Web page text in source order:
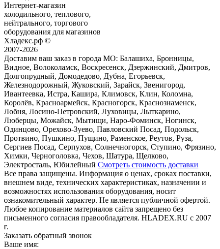
Интернет-магазин
холодильного, теплового,
нейтрального, торгового
оборудования для магазинов
Хладекс.рф ©
2007-2026
Доставим ваш заказ в города МО: Балашиха, Бронницы,
Видное, Волоколамск, Воскресенск, Дзержинский, Дмитров,
Долгопрудный, Домодедово, Дубна, Егорьевск,
Железнодорожный, Жуковский, Зарайск, Звенигород,
Ивантеевка, Истра, Кашира, Климовск, Клин, Коломна,
Королёв, Красноармейск, Красногорск, Краснознаменск,
Лобня, Лосино-Петровский, Луховицы, Лыткарино,
Люберцы, Можайск, Мытищи, Наро-Фоминск, Ногинск,
Одинцово, Орехово-Зуево, Павловский Посад, Подольск,
Протвино, Пушкино, Пущино, Раменское, Реутов, Руза,
Сергиев Посад, Серпухов, Солнечногорск, Ступино, Фрязино,
Химки, Черноголовка, Чехов, Шатура, Щелково,
Электросталь, Юбилейный Смотреть стоимость доставки
Все права защищены. Информация о ценах, сроках поставки,
внешнем виде, технических характеристиках, назначении и
возможностях использования оборудования, носит
ознакомительный характер. Не является публичной офертой.
Любое копирование материалов сайта запрещено без
письменного согласия правообладателя. HLADEX.RU c 2007
г.
Заказать обратный звонок
Ваше имя: